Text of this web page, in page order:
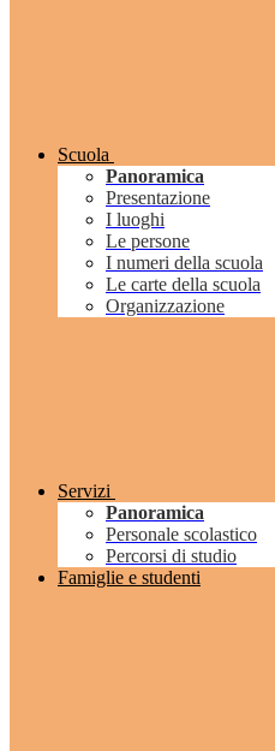
Scuola
Panoramica
Presentazione
I luoghi
Le persone
I numeri della scuola
Le carte della scuola
Organizzazione
Servizi
Panoramica
Personale scolastico
Percorsi di studio
Famiglie e studenti